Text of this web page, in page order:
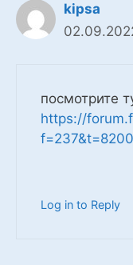
kipsa
посмотрите
https://
f=237&t=8200
Log in to Reply